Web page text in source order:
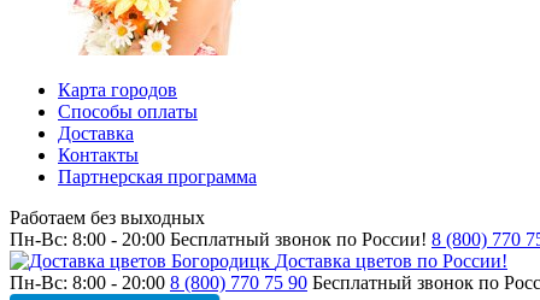
Карта городов
Способы оплаты
Доставка
Контакты
Партнерская программа
Работаем без выходных
Пн-Вс: 8:00 - 20:00 Бесплатный звонок по России! 8 (800) 770
Доставка цветов по России!
Пн-Вс: 8:00 - 20:00 8 (800) 770 75 90 Бесплатный звонок по